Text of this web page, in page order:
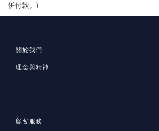
併付款。)
關於我們
理念與精神
顧客服務